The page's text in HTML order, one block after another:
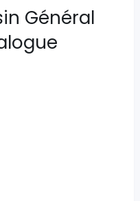
Général